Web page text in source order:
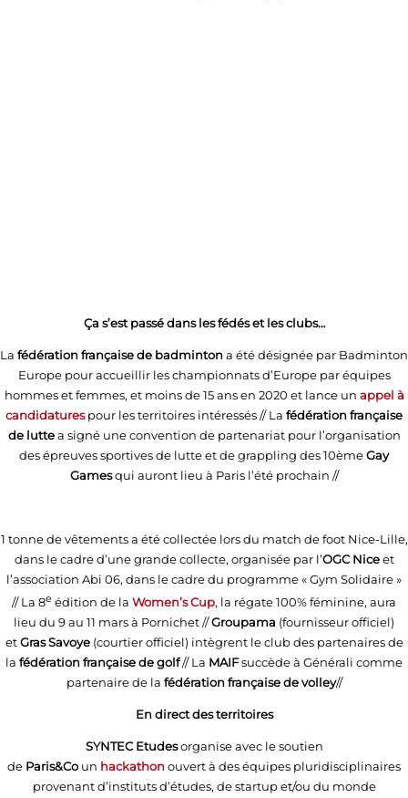
Ça s’est passé dans les fédés et les clubs…
La fédération française de badmintona été désignée par Badminton
Europe pour accueillir les championnats d’Europe par équipes
hommes et femmes, et moins de 15 ans en 2020 et lance un appel à
candidaturespour les territoires intéressés // La fédération française
de luttea signé une convention de partenariat pour l’organisation
des épreuves sportives de lutte et de grappling des 10èmeGay
Gamesqui auront lieu à Paris l’été prochain //
1 tonne de vêtements a été collectée lors du match de foot Nice-Lille,
dans le cadre d’une grande collecte, organisée par l’OGC Niceet
l’association Abi 06, dans le cadre du programme « Gym Solidaire »
// La 8e édition de la Women’s Cup, la régate 100% féminine, aura
lieu du 9 au 11 mars à Pornichet //Groupama (fournisseur officiel)
etGras Savoye(courtier officiel) intègrent le club des partenaires de
la fédération française de golf// La MAIFsuccède à Générali comme
partenaire de la fédération française de volley//
En direct des territoires
SYNTEC Etudesorganise avec le soutien
de Paris&Co un hackathonouvert à des équipes pluridisciplinaires
provenant d’instituts d’études, de startup et/ou du monde